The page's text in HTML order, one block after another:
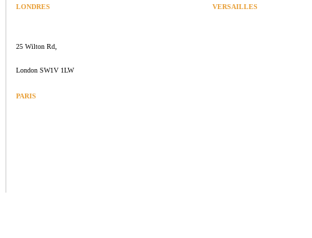
LONDRES VERSAILLES
25 Wilton Rd,
London SW1V 1LW
PARIS